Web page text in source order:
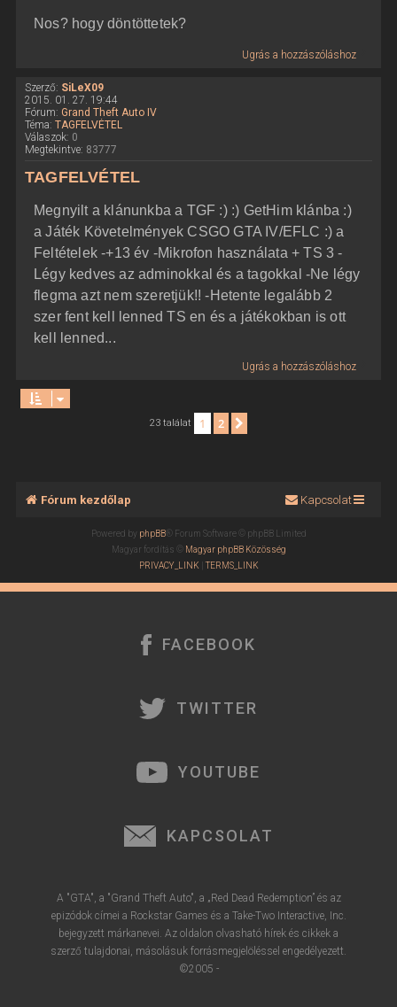
Nos? hogy döntöttetek?
Ugrás a hozzászóláshoz
Szerző: SiLeX09
2015. 01. 27. 19:44
Fórum: Grand Theft Auto IV
Téma: TAGFELVÉTEL
Válaszok: 0
Megtekintve: 83777
TAGFELVÉTEL
Megnyilt a klánunkba a TGF :) :) GetHim klánba :)
a Játék Követelmények CSGO GTA IV/EFLC :) a
Feltételek -+13 év -Mikrofon használata + TS 3 -
Légy kedves az adminokkal és a tagokkal -Ne légy
flegma azt nem szeretjük!! -Hetente legalább 2
szer fent kell lenned TS en és a játékokban is ott
kell lenned...
Ugrás a hozzászóláshoz
23 találat 1 2
Fórum kezdőlap Kapcsolat
Powered by phpBB® Forum Software © phpBB Limited
Magyar fordítás © Magyar phpBB Közösség
PRIVACY_LINK|TERMS_LINK
FACEBOOK
TWITTER
YOUTUBE
KAPCSOLAT
A "GTA", a "Grand Theft Auto", a „Red Dead Redemption” és az
epizódok címei a Rockstar Games és a Take-Two Interactive, Inc.
bejegyzett márkanevei. Az oldalon olvasható hírek és cikkek a
szerző tulajdonai, másolásuk forrásmegjelöléssel engedélyezett.
©2005 -